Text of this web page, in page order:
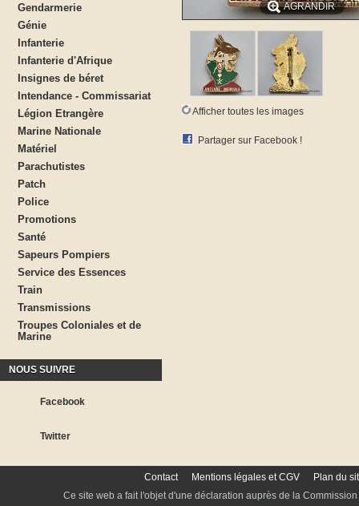
Gendarmerie
Génie
Infanterie
Infanterie d'Afrique
Insignes de béret
Intendance - Commissariat
Légion Etrangère
Marine Nationale
Matériel
Parachutistes
Patch
Police
Promotions
Santé
Sapeurs Pompiers
Service des Essences
Train
Transmissions
Troupes Coloniales et de
Marine
NOUS SUIVRE
Facebook
Twitter
AGRANDIR
Afficher toutes les images
Partager sur Facebook !
Contact Mentions légales et CGV
Plan du
Ce site web a fait l'objet d'une déclaration auprès de la